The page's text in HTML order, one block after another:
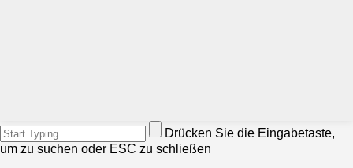
Drücken Sie die Eingabetaste,
um zu suchen oder ESC zu schließen